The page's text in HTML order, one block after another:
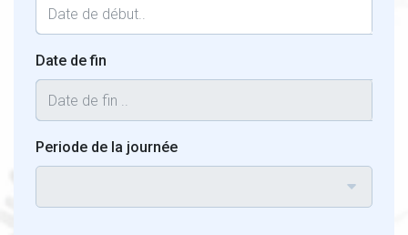
Date de fin
Periode de la journée